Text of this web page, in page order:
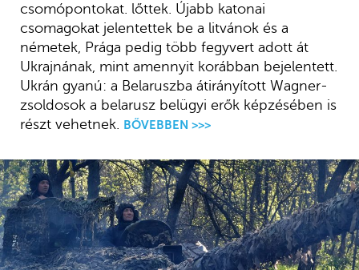
csomópontokat. lőttek. Újabb katonai
csomagokat jelentettek be a litvánok és a
németek, Prága pedig több fegyvert adott át
Ukrajnának, mint amennyit korábban bejelentett.
Ukrán gyanú: a Belaruszba átirányított Wagner-
zsoldosok a belarusz belügyi erők képzésében is
részt vehetnek. BŐVEBBEN >>>